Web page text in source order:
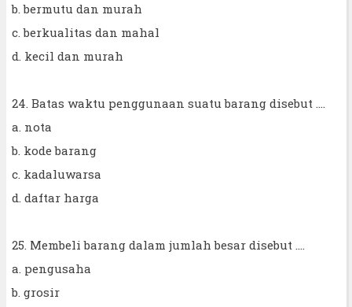
b. bermutu dan murah
c. berkualitas dan mahal
d. kecil dan murah
24. Batas waktu penggunaan suatu barang disebut ....
a. nota
b. kode barang
c. kadaluwarsa
d. daftar harga
25. Membeli barang dalam jumlah besar disebut ....
a. pengusaha
b. grosir